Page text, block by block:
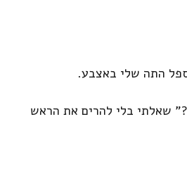
התה שלי באצבע.
שאלתי בלי להרים את הראש